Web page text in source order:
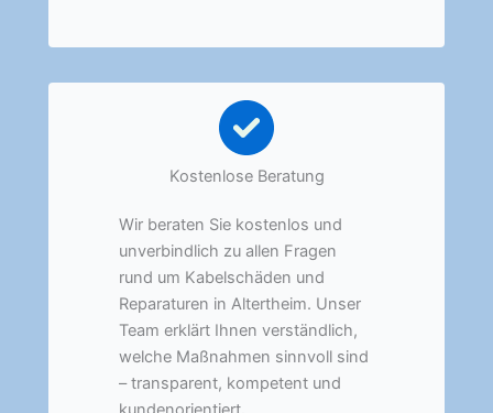
Kostenlose Beratung
Wir beraten Sie kostenlos und
unverbindlich zu allen Fragen
rund um Kabelschäden und
Reparaturen in Altertheim. Unser
Team erklärt Ihnen verständlich,
welche Maßnahmen sinnvoll sind
– transparent, kompetent und